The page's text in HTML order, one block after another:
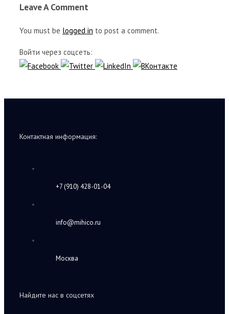
Leave A Comment
You must be logged in to post a comment.
Войти через соцсеть:
Контактная информация:
+7 (910) 428-01-04
info@mihico.ru
Москва
Найдите нас в соцсетях